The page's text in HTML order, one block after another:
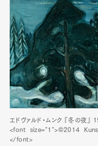
エドヴァルド・ムンク 『冬の夜』
<font size="1">©2014
</font>